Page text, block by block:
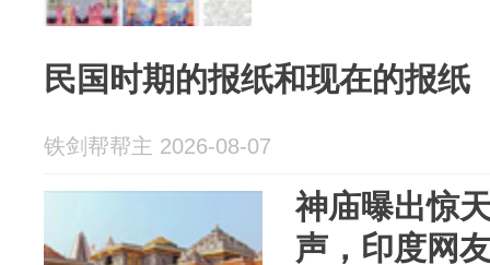
民国时期的报纸和现在的报纸
铁剑帮帮主 2026-08-07
神庙曝出惊
声，印度网